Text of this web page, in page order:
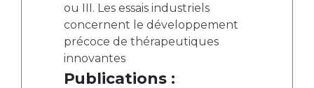
ou III. Les essais industriels
concernent le développement
précoce de thérapeutiques
innovantes
Publications :